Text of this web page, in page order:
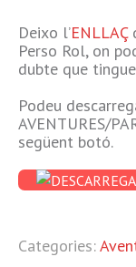
Deixo l’ENLLAÇ
Perso Rol, on
dubte que
Podeu
AVENTURES/
següent botó.
Categories: